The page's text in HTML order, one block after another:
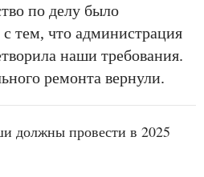
по делу было
тем, что администрация
наши требования.
ремонта вернули.
должны провести в 2025